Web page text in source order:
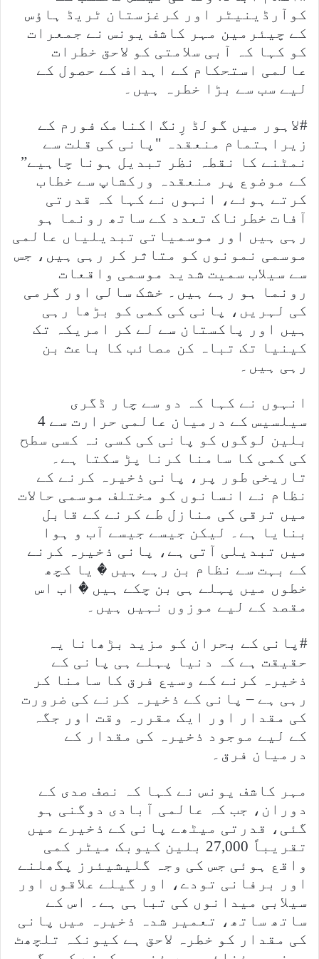
کوآرڈینیٹر اور کرغزستان ٹریڈ ہاؤس
کے چیئرمین مہر کاشف یونس نے جمعرات
کو کہا کہ آبی سلامتی کو لاحق خطرات
عالمی استحکام کے اہداف کے حصول کے
لیے سب سے بڑا خطرہ ہیں۔
#لاہور میں گولڈ رِنگ اکنامک فورم کے
زیراہتمام منعقدہ "پانی کی قلت سے
نمٹنے کا نقطہ نظر تبدیل ہونا چاہیے”
کے موضوع پر منعقدہ ورکشاپ سے خطاب
کرتے ہوئے، انہوں نے کہا کہ قدرتی
آفات خطرناک تعدد کے ساتھ رونما ہو
رہی ہیں اور موسمیاتی تبدیلیاں عالمی
موسمی نمونوں کو متاثر کر رہی ہیں، جس
سے سیلاب سمیت شدید موسمی واقعات
رونما ہو رہے ہیں۔ خشک سالی اور گرمی
کی لہریں، پانی کی کمی کو بڑھا رہی
ہیں اور پاکستان سے لے کر امریکہ تک
کینیا تک تباہ کن مصائب کا باعث بن
رہی ہیں۔
انہوں نے کہا کہ دو سے چار ڈگری
سیلسیس کے درمیان عالمی حرارت سے 4
بلین لوگوں کو پانی کی کسی نہ کسی سطح
کی کمی کا سامنا کرنا پڑ سکتا ہے۔
تاریخی طور پر، پانی ذخیرہ کرنے کے
نظام نے انسانوں کو مختلف موسمی حالات
میں ترقی کی منازل طے کرنے کے قابل
بنایا ہے۔ لیکن جیسے جیسے آب و ہوا
میں تبدیلی آتی ہے، پانی ذخیرہ کرنے
کے بہت سے نظام بن رہے ہیں � یا کچھ
خطوں میں پہلے ہی بن چکے ہیں � اب اس
مقصد کے لیے موزوں نہیں ہیں۔
#پانی کے بحران کو مزید بڑھانا یہ
حقیقت ہے کہ دنیا پہلے ہی پانی کے
ذخیرہ کرنے کے وسیع فرق کا سامنا کر
رہی ہے – پانی کے ذخیرہ کرنے کی ضرورت
کی مقدار اور ایک مقررہ وقت اور جگہ
کے لیے موجود ذخیرہ کی مقدار کے
درمیان فرق۔
مہر کاشف یونس نے کہا کہ نصف صدی کے
دوران، جب کہ عالمی آبادی دوگنی ہو
گئی، قدرتی میٹھے پانی کے ذخیرے میں
تقریباً 27,000 بلین کیوبک میٹر کمی
واقع ہوئی جس کی وجہ گلیشیئرز پگھلنے
اور برفانی تودے، اور گیلے علاقوں اور
سیلابی میدانوں کی تباہی ہے۔ اس کے
ساتھ ساتھ، تعمیر شدہ ذخیرہ میں پانی
کی مقدار کو خطرہ لاحق ہے کیونکہ تلچھٹ